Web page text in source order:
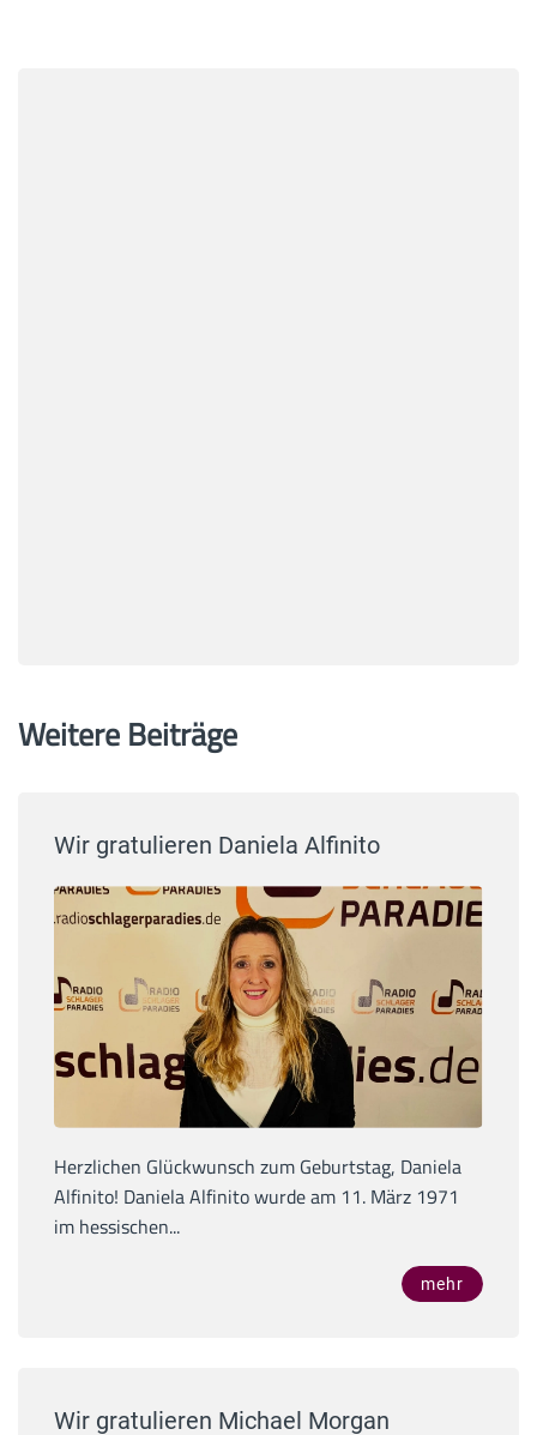
Weitere Beiträge
Wir gratulieren Daniela Alfinito
Herzlichen Glückwunsch zum Geburtstag, Daniela
Alfinito! Daniela Alfinito wurde am 11. März 1971
im hessischen...
mehr
Wir gratulieren Michael Morgan